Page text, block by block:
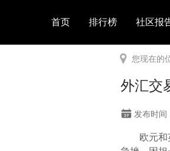
首页 排行榜 社区报
您现在的
外汇交
发布时
欧元